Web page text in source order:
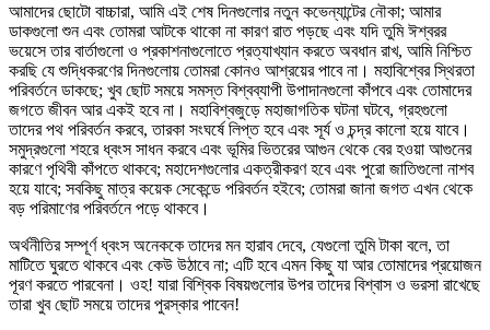
আমাদের ছোটো বাচ্চারা, আমি এই শেষ দিনগুলোর নতুন কভেন্যান্টের নৌকা; আমার
ডাকগুলো শুন এবং তোমরা আটকে থাকো না কারণ রাত পড়ছে এবং যদি তুমি ঈশ্বরর
ভয়েসে তার বার্তাগুলো ও প্রকাশনাগুলোতে প্রত্যাখ্যান করতে অবধান রাখ, আমি নিশ্চিত
করছি যে শুদ্ধিকরণের দিনগুলোয় তোমরা কোনও আশ্রয়ের পাবে না। মহাবিশ্বের স্থিরতা
পরিবর্তনে ডাকছে; খুব ছোট সময়ে সমস্ত বিশ্বব্যাপী উপাদানগুলো কাঁপবে এবং তোমাদের
জগতে জীবন আর একই হবে না। মহাবিশ্বজুড়ে মহাজাগতিক ঘটনা ঘটবে, গ্রহগুলো
তাদের পথ পরিবর্তন করবে, তারকা সংঘর্ষে লিপ্ত হবে এবং সূর্য ও চন্দ্র কালো হয়ে যাবে।
সমুদ্রগুলো শহরে ধ্বংস সাধন করবে এবং ভূমির ভিতরের আগুন থেকে বের হওয়া আগুনের
কারণে পৃথিবী কাঁপতে থাকবে; মহাদেশগুলোর একত্রীকরণ হবে এবং পুরো জাতিগুলো নাশব
হয়ে যাবে; সবকিছু মাত্র কয়েক সেকেন্ডে পরিবর্তন হইবে; তোমরা জানা জগত এখন থেকে
বড় পরিমাণের পরিবর্তনে পড়ে থাকবে।
অর্থনীতির সম্পূর্ণ ধ্বংস অনেককে তাদের মন হারাব দেবে, যেগুলো তুমি টাকা বলে, তা
মাটিতে ঘুরতে থাকবে এবং কেউ উঠাবে না; এটি হবে এমন কিছু যা আর তোমাদের প্রয়োজন
পূরণ করতে পারবেনা। ওহ! যারা বিশ্বিক বিষয়গুলোর উপর তাদের বিশ্বাস ও ভরসা রাখেছে
তারা খুব ছোট সময়ে তাদের পুরস্কার পাবেন!